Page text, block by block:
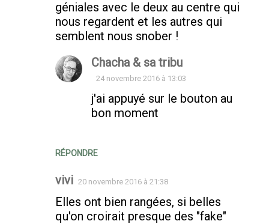
géniales avec le deux au centre qui
nous regardent et les autres qui
semblent nous snober !
RÉPONDRE
Chacha & sa tribu
24 novembre 2016 à 13:03
j'ai appuyé sur le bouton au
bon moment
vivi 20 novembre 2016 à 21:38
Elles ont bien rangées, si belles
qu'on croirait presque des "fake"